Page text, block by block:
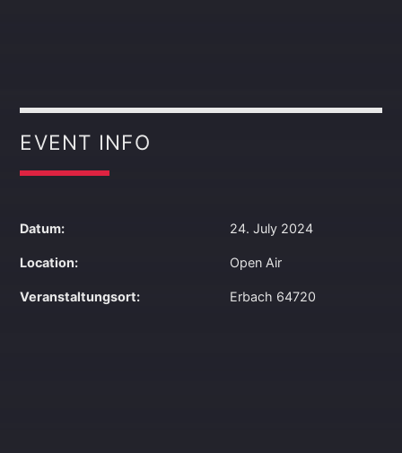
EVENT INFO
Datum: 24. July 2024
Location: Open Air
Veranstaltungsort: Erbach 64720